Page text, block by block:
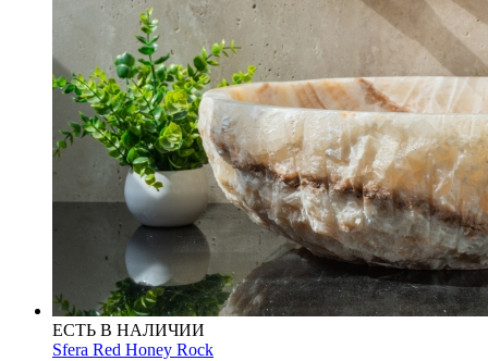
ЕСТЬ В НАЛИЧИИ
Sfera Red Honey Rock